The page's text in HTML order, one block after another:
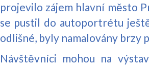
projevilo zájem hlavní město
se pustil do autoportrétu
odlišné, byly namalovány brzy
Návštěvníci mohou na